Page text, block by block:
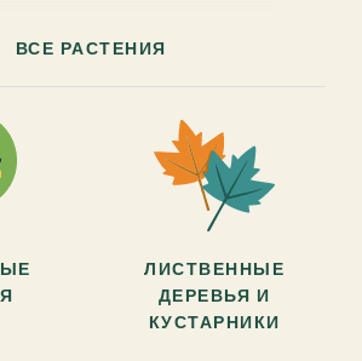
ВСЕ РАСТЕНИЯ
ЛИСТВЕННЫЕ
ДЕРЕВЬЯ И
КУСТАРНИКИ